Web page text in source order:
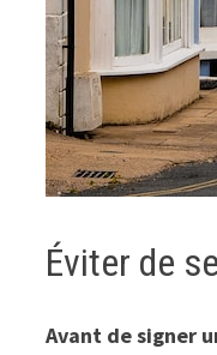
Éviter de
Avant de signer